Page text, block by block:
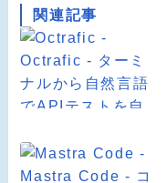
関連記事